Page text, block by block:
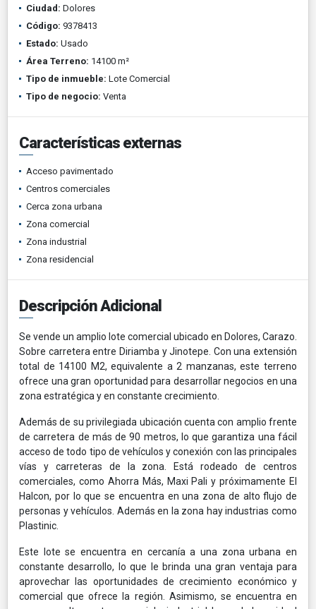
Ciudad: Dolores
Código: 9378413
Estado: Usado
Área Terreno: 14100 m²
Tipo de inmueble: Lote Comercial
Tipo de negocio: Venta
Características externas
Acceso pavimentado
Centros comerciales
Cerca zona urbana
Zona comercial
Zona industrial
Zona residencial
Descripción Adicional
Se vende un amplio lote comercial ubicado en Dolores, Carazo.
Sobre carretera entre Diriamba y Jinotepe. Con una extensión
total de 14100 M2, equivalente a 2 manzanas, este terreno
ofrece una gran oportunidad para desarrollar negocios en una
zona estratégica y en constante crecimiento.
Además de su privilegiada ubicación cuenta con amplio frente
de carretera de más de 90 metros, lo que garantiza una fácil
acceso de todo tipo de vehículos y conexión con las principales
vías y carreteras de la zona. Está rodeado de centros
comerciales, como Ahorra Más, Maxi Pali y próximamente El
Halcon, por lo que se encuentra en una zona de alto flujo de
personas y vehículos. Además en la zona hay industrias como
Plastinic.
Este lote se encuentra en cercanía a una zona urbana en
constante desarrollo, lo que le brinda una gran ventaja para
aprovechar las oportunidades de crecimiento económico y
comercial que ofrece la región. Asimismo, se encuentra en